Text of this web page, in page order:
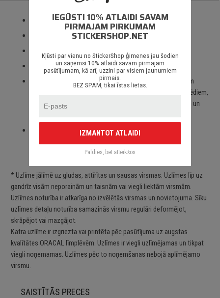
Izmantotas tikai augstas kvalitātes ORACAL līmplēves;
100% mitrumizturība;
Spēcīgs līmes slānis;
Paredzēts priekš auto stikliem, virsbūves daļām, krāsotām
virsmām, portatīvajiem/stacionārajiem datoriem, velosipēdiem,
motocikliem un motorolleriem, kā arī visām citām gludām un
Piegāde Latvijā un citviet pasaulē bez jebkādiem
ierobežojumiem.
* Uzlīme jālīmē uz gludas, attīrītas un sausas virsmas. Uzlīmes līp uz
gandrīz visām neporainām un taisnām vai viegli liektām virsmām.
Uzlīmes noturība ir atkarīga no izvēlētās virsmas un novietojuma. Sīku
uzlīmes detaļu noturība samazinās virsmu regulāri deformējot,
skrāpējot vai mazgājot.
Katra uzlīme ir izgriezta vai printēta pēc pasūtījuma uz augstas
kvalītātes ORACAL līmplēvēm. Uzlīmes ir viegli uzlīmējamas un tikpat
viegli noņemamas. Uzlīmes pēc to noņemšanas nebojā aplīmējamo
virsmu.
SAISTĪTĀS PRECES
IEGŪSTI 10% ATLAIDI SAVAM
PIRMAJAM PIRKUMAM
STICKERSHOP.NET
Kļūsti par vienu no StickerShop ģimenes jau šodien
un saņemsi 10% atlaidi savam pirmajam
pasūtījumam, kā arī, uzzini par visiem jaunumiem
pirmais.
BEZ SPAM, tikai īstas lietas.
IZMANTOT ATLAIDI
Paldies, bet atteikšos